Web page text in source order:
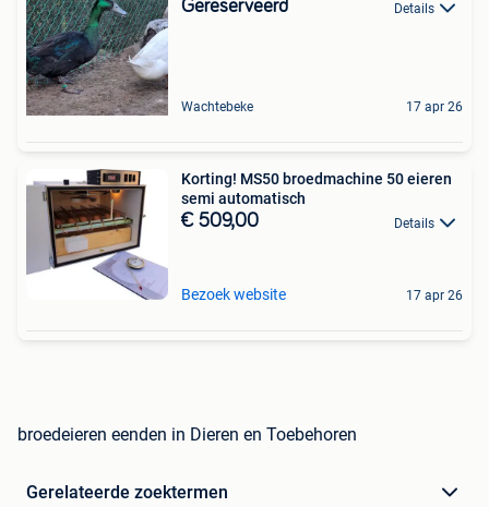
Gereserveerd Details
Wachtebeke 17 apr 26
Korting! MS50 broedmachine 50 eieren
semi automatisch
€ 509,00 Details
Bezoek website 17 apr 26
broedeieren eenden in Dieren en Toebehoren
Gerelateerde zoektermen